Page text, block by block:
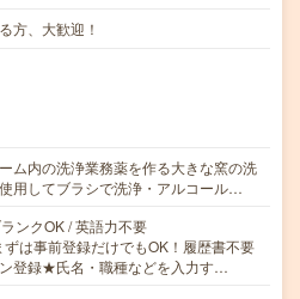
方、大歓迎！
ム内の洗浄業務薬を作る大きな窯の洗
用してブラシで洗浄・アルコール…
ンクOK / 英語力不要
は事前登録だけでもOK！履歴書不要
登録★氏名・職種などを入力す…